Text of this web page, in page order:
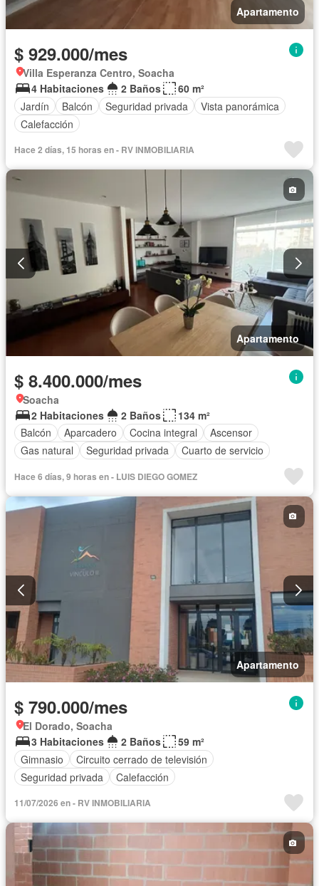
Apartamento
$ 929.000/mes
Villa Esperanza Centro, Soacha
4 Habitaciones
2 Baños
60 m²
Jardín
Balcón Seguridad privada
Vista panorámica
Calefacción
Hace 2 días, 15 horas en - RV INMOBILIARIA
Apartamento
$ 8.400.000/mes
Soacha
2 Habitaciones
2 Baños
134 m²
Balcón
Aparcadero Cocina integral
Ascensor
Gas natural
Seguridad privada Cuarto de servicio
Hace 6 días, 9 horas en - LUIS DIEGO GOMEZ
Apartamento
$ 790.000/mes
El Dorado, Soacha
3 Habitaciones
2 Baños
59 m²
Gimnasio
Circuito cerrado de televisión
Seguridad privada
Calefacción
11/07/2026 en - RV INMOBILIARIA